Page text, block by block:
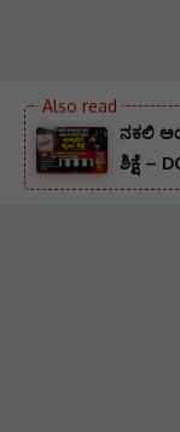
ನಕಲಿ
ಶಿಕ್ಷೆ –